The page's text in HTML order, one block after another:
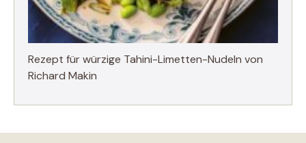
Rezept für würzige Tahini-Limetten-Nudeln von
Richard Makin